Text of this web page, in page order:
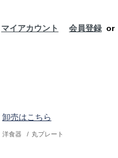
マイアカウント 会員登録 or
卸売はこちら
洋食器 / 丸プレート